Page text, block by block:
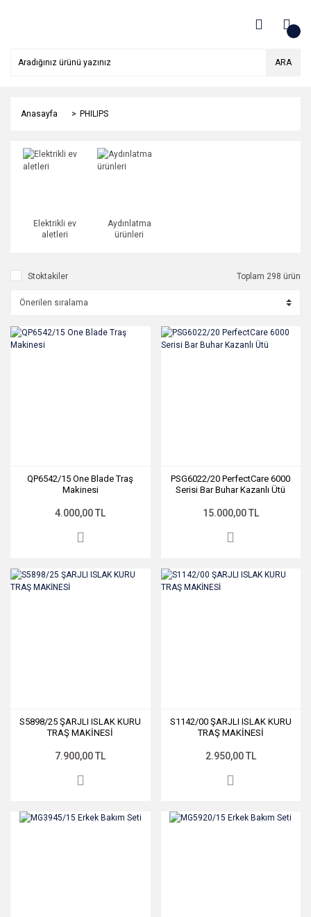
ARA
Anasayfa PHILIPS
Elektrikli ev
aletleri
Aydınlatma
ürünleri
Stoktakiler Toplam 298 ürün
QP6542/15 One Blade Traş
Makinesi
4.000,00 TL
PSG6022/20 PerfectCare 6000
Serisi Bar Buhar Kazanlı Ütü
15.000,00 TL
S5898/25 ŞARJLI ISLAK KURU
TRAŞ MAKİNESİ
7.900,00 TL
S1142/00 ŞARJLI ISLAK KURU
TRAŞ MAKİNESİ
2.950,00 TL